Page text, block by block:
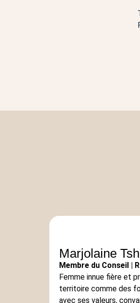
Marjolaine
Membre du Conseil |
Femme innue fière et
territoire comme des
avec ses valeurs,